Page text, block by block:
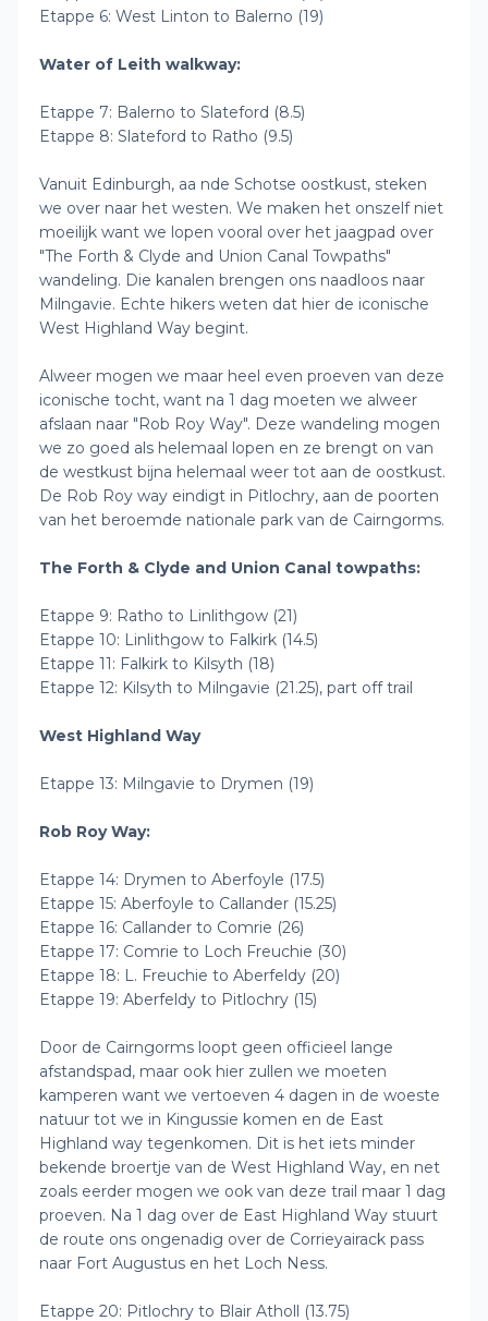
Etappe 6: West Linton to Balerno (19)
Water of Leith walkway:
Etappe 7: Balerno to Slateford (8.5)
Etappe 8: Slateford to Ratho (9.5)
Vanuit Edinburgh, aa nde Schotse oostkust, steken
we over naar het westen. We maken het onszelf niet
moeilijk want we lopen vooral over het jaagpad over
"The Forth & Clyde and Union Canal Towpaths"
wandeling. Die kanalen brengen ons naadloos naar
Milngavie. Echte hikers weten dat hier de iconische
West Highland Way begint.
Alweer mogen we maar heel even proeven van deze
iconische tocht, want na 1 dag moeten we alweer
afslaan naar "Rob Roy Way". Deze wandeling mogen
we zo goed als helemaal lopen en ze brengt on van
de westkust bijna helemaal weer tot aan de oostkust.
De Rob Roy way eindigt in Pitlochry, aan de poorten
van het beroemde nationale park van de Cairngorms.
The Forth & Clyde and Union Canal towpaths:
Etappe 9: Ratho to Linlithgow (21)
Etappe 10: Linlithgow to Falkirk (14.5)
Etappe 11: Falkirk to Kilsyth (18)
Etappe 12: Kilsyth to Milngavie (21.25), part off trail
West Highland Way
Etappe 13: Milngavie to Drymen (19)
Rob Roy Way:
Etappe 14: Drymen to Aberfoyle (17.5)
Etappe 15: Aberfoyle to Callander (15.25)
Etappe 16: Callander to Comrie (26)
Etappe 17: Comrie to Loch Freuchie (30)
Etappe 18: L. Freuchie to Aberfeldy (20)
Etappe 19: Aberfeldy to Pitlochry (15)
Door de Cairngorms loopt geen officieel lange
afstandspad, maar ook hier zullen we moeten
kamperen want we vertoeven 4 dagen in de woeste
natuur tot we in Kingussie komen en de East
Highland way tegenkomen. Dit is het iets minder
bekende broertje van de West Highland Way, en net
zoals eerder mogen we ook van deze trail maar 1 dag
proeven. Na 1 dag over de East Highland Way stuurt
de route ons ongenadig over de Corrieyairack pass
naar Fort Augustus en het Loch Ness.
Etappe 20: Pitlochry to Blair Atholl (13.75)